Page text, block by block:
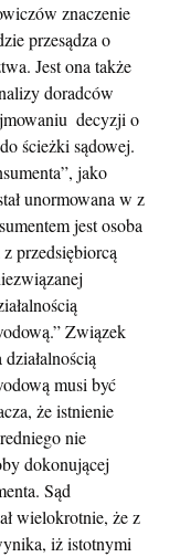
znaczenie
przesądza o
Jest ona także
doradców
decyzji o
ścieżki sądowej.
jako
unormowana w z
jest osoba
przedsiębiorcą
Związek
musi być
że istnienie
nie
dokonującej
Sąd
wielokrotnie, że z
iż istotnymi